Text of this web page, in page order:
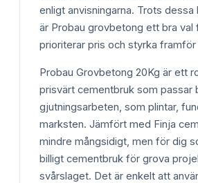
enligt anvisningarna. Trots dessa
är Probau grovbetong ett bra val
prioriterar pris och styrka framför
Probau Grovbetong 20Kg är ett
prisvärt cementbruk som passar
gjutningsarbeten, som plintar,
marksten. Jämfört med Finja
mindre mångsidigt, men för dig
billigt cementbruk för grova
svårslaget. Det är enkelt att